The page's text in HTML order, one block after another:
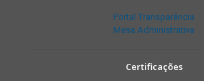
Portal Transparência
Mesa Administrativa
Certificações